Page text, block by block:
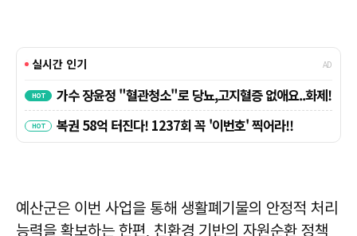
예산군은 이번 사업을 통해 생활폐기물의 안정적 처리
능력을 확보하는 한편, 친환경 기반의 자원순환 정책